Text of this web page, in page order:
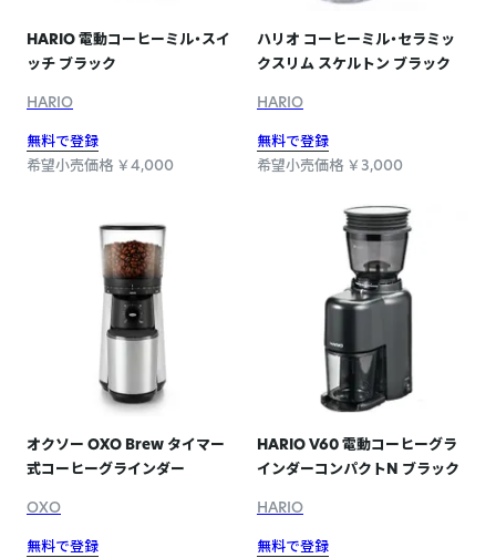
HARIO 電動コーヒーミル・スイ
ッチ ブラック
HARIO
無料で登録
希望小売価格 ￥4,000
ハリオ コーヒーミル・セラミッ
クスリム スケルトン ブラック
HARIO
無料で登録
希望小売価格 ￥3,000
オクソー OXO Brew タイマー
式コーヒーグラインダー
OXO
無料で登録
HARIO V60 電動コーヒーグラ
インダーコンパクトN ブラック
HARIO
無料で登録